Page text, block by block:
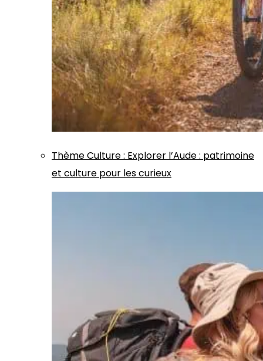
ThèmeCulture: Explorer l’Aude : patrimoine
et culture pour les curieux